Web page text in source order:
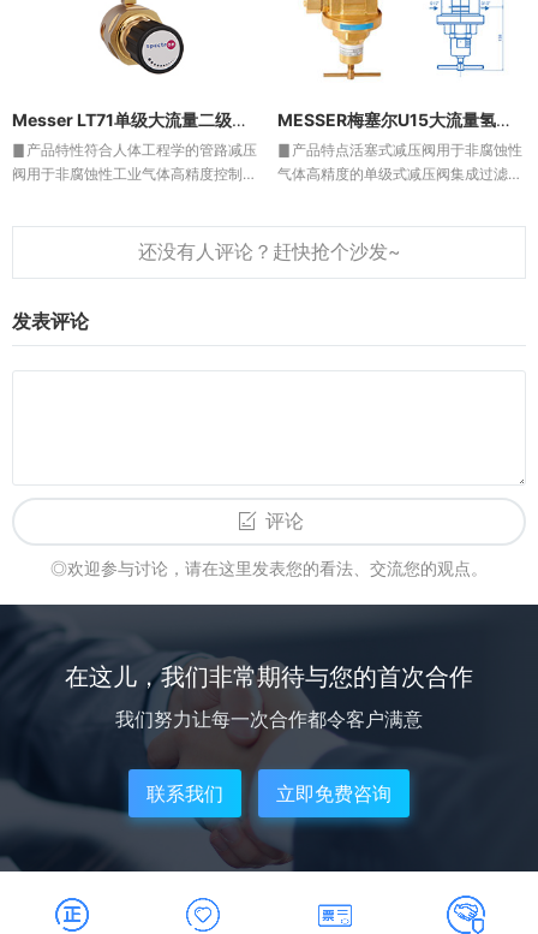
Messer LT71单级大流量二级减压阀
▊产品特性符合人体工程学的管路减压
阀用于非腐蚀性工业气体高精度控制，
准紧凑设计▊技术参数类型：单级式进
气压力 P₁：最大 50 bar出气压力 P₂...
MESSER梅塞尔U15大流量氢气减压阀
▊产品特点活塞式减压阀用于非腐蚀性
气体高精度的单级式减压阀集成过滤器
压力表用于氧气的减压阀进气口接头需
配过滤器可选购墙体安装支架和进出口
发表评论
评论
◎欢迎参与讨论，请在这里发表您的看法、交流您的观点。
在这儿，我们非常期待与您的首次合作
我们努力让每一次合作都令客户满意
联系我们 立即免费咨询